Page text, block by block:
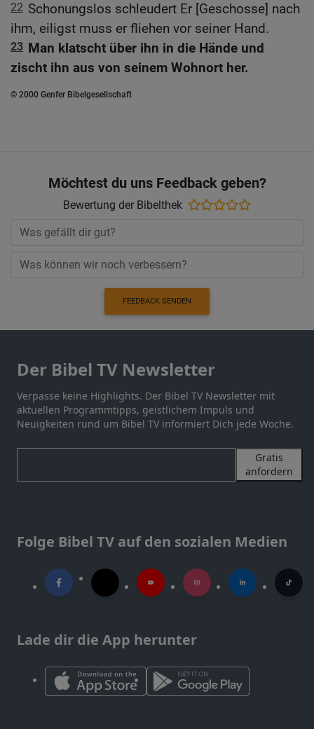
22 Schonungslos schleudert Er [Geschosse] nach
ihm, eiligst muss er fliehen vor seiner Hand.
23 Man klatscht über ihn in die Hände und
zischt ihn aus von seinem Wohnort her.
© 2000 Genfer Bibelgesellschaft
Möchtest du uns Feedback geben?
Bewertung der Bibelthek
FEEDBACK SENDEN
Der Bibel TV Newsletter
Verpasse keine Highlights. Der Bibel TV Newsletter mit
aktuellen Programmtipps, geistlichem Impuls und
Neuigkeiten rund um Bibel TV informiert Dich jede Woche.
Gratis
anfordern
Folge Bibel TV auf den sozialen Medien
Lade dir die App herunter